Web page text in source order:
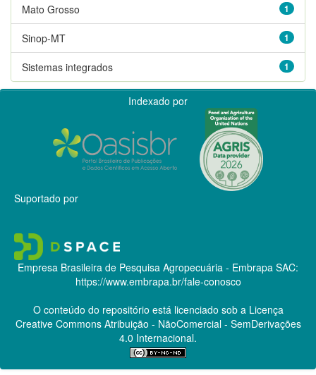
1
Mato Grosso
1
Sinop-MT
1
Sistemas integrados
Indexado por
Suportado por
Empresa Brasileira de Pesquisa Agropecuária - Embrapa SAC:
https://www.embrapa.br/fale-conosco
O conteúdo do repositório está licenciado sob a Licença
Creative CommonsAtribuição - NãoComercial - SemDerivações
4.0 Internacional.